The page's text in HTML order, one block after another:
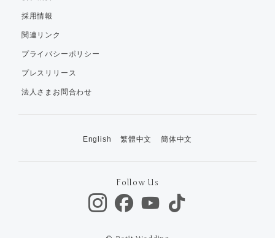
採用情報
関連リンク
プライバシーポリシー
プレスリリース
法人さまお問合わせ
English 繁體中文 簡体中文
Follow Us